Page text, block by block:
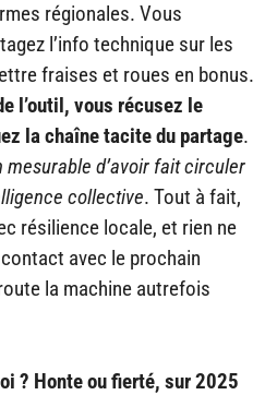
régionales. Vous
l’info technique sur les
fraises et roues en bonus.
l’outil, vous récusez le
la chaîne tacite du partage.
d’avoir fait circuler
collective. Tout à fait,
résilience locale, et rien ne
avec le prochain
la machine autrefois
? Honte ou fierté, sur 2025